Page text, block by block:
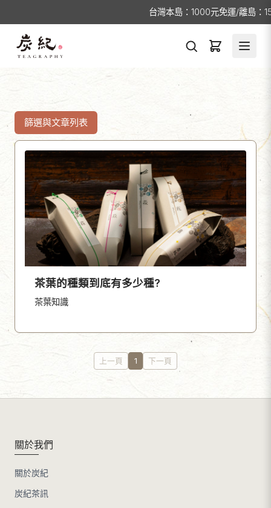
台灣本島：1000元免運/離島：
篩選與文章列表
茶葉的種類到底有多少種?
茶葉知識
上一頁 1 下一頁
關於我們
關於炭紀
炭紀茶訊